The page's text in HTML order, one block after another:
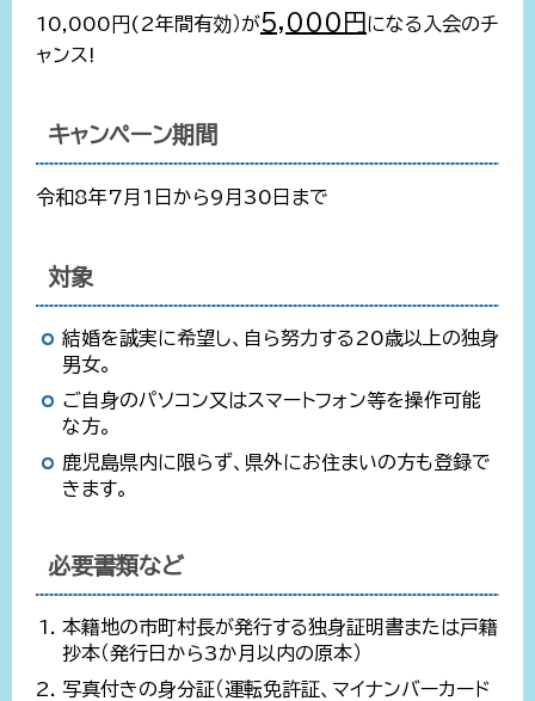
10,000円(2年間有効）が5,000円 になる入会のチ
ャンス!
キャンペーン期間
令和8年7月1日から9月30日まで
対象
結婚を誠実に希望し、自ら努力する20歳以上の独身
男女。
ご自身のパソコン又はスマートフォン等を操作可能
な方。
鹿児島県内に限らず、県外にお住まいの方も登録で
きます。
必要書類など
本籍地の市町村長が発行する独身証明書または戸籍
抄本（発行日から3か月以内の原本）
写真付きの身分証（運転免許証、マイナンバーカード